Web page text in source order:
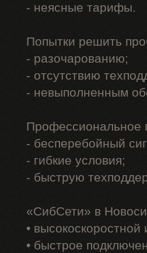
- неясные тарифы.
Попытки решить
- разочарованию;
- отсутствию
- невыполненным
Профессиональное
- бесперебойный
- гибкие условия;
- быструю
«СибСети» в
•
• быстрое